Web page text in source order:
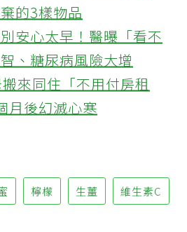
的3樣物品
安心太早！醫曝「看不
、糖尿病風險大增
來同住「不用付房租
月後幻滅心寒
檸檬 生薑 維生素C